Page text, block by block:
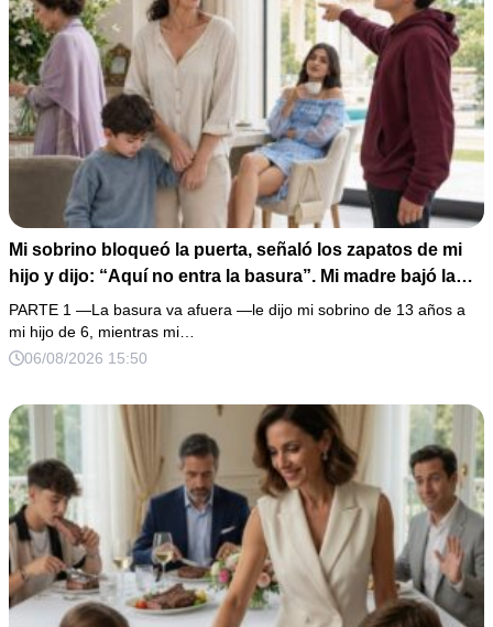
Mi sobrino bloqueó la puerta, señaló los zapatos de mi
hijo y dijo: “Aquí no entra la basura”. Mi madre bajó la
mirada y mi hermana siguió tomando café como si nada.
Yo asentí, abracé a mi niño y me fui sin reclamar. Pero al
cancelar el depósito mensual descubrí que llevaba años
de humillarlo.
PARTE 1 —La basura va afuera —le dijo mi sobrino de 13 años a
mi hijo de 6, mientras mi…
06/08/2026 15:50